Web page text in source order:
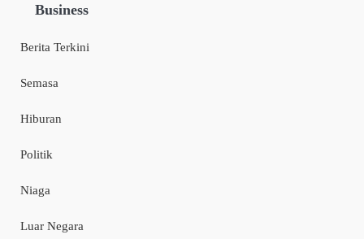
Business
Berita Terkini
Semasa
Hiburan
Politik
Niaga
Luar Negara